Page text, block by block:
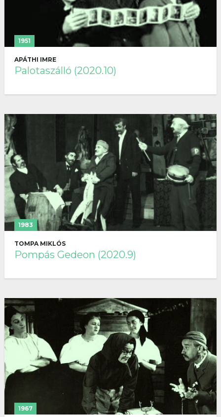
1951
APÁTHI IMRE
Palotaszálló (2020.10)
1983
TOMPA MIKLÓS
Pompás Gedeon (2020.9)
1967